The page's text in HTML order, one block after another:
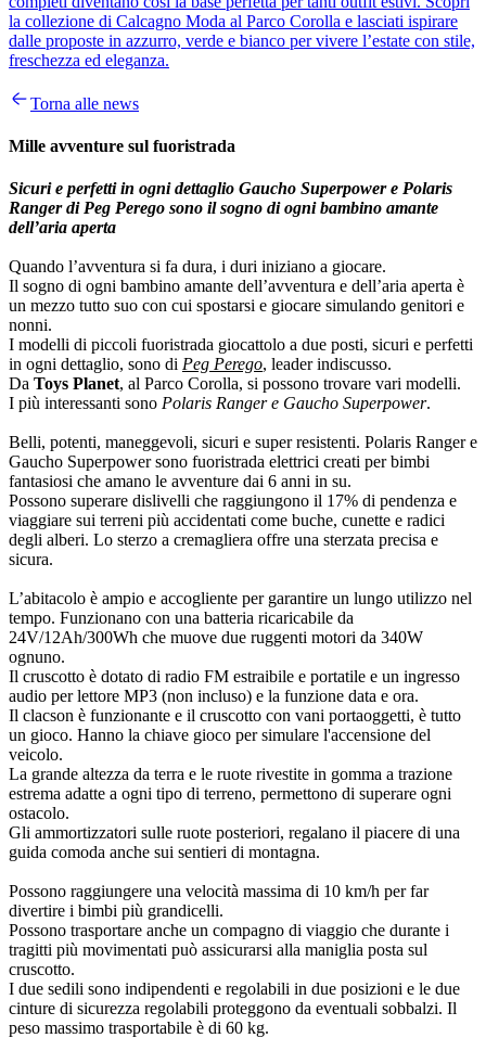
la collezione di Calcagno Moda al Parco Corolla e lasciati ispirare
dalle proposte in azzurro, verde e bianco per vivere l’estate con stile,
freschezza ed eleganza.
Torna alle news
Mille avventure sul fuoristrada
Sicuri e perfetti in ogni dettaglio Gaucho Superpower e Polaris
Ranger di Peg Perego sono il sogno di ogni bambino amante
dell’aria aperta
Quando l’avventura si fa dura, i duri iniziano a giocare.
Il sogno di ogni bambino amante dell’avventura e dell’aria aperta è
un mezzo tutto suo con cui spostarsi e giocare simulando genitori e
nonni.
I modelli di piccoli fuoristrada giocattolo a due posti, sicuri e perfetti
in ogni dettaglio, sono di Peg Perego, leader indiscusso.
Da Toys Planet, al Parco Corolla, si possono trovare vari modelli.
I più interessanti sono Polaris Ranger e Gaucho Superpower.
Belli, potenti, maneggevoli, sicuri e super resistenti. Polaris Ranger e
Gaucho Superpower sono fuoristrada elettrici creati per bimbi
fantasiosi che amano le avventure dai 6 anni in su.
Possono superare dislivelli che raggiungono il 17% di pendenza e
viaggiare sui terreni più accidentati come buche, cunette e radici
degli alberi. Lo sterzo a cremagliera offre una sterzata precisa e
sicura.
L’abitacolo è ampio e accogliente per garantire un lungo utilizzo nel
tempo. Funzionano con una batteria ricaricabile da
24V/12Ah/300Wh che muove due ruggenti motori da 340W
ognuno.
Il cruscotto è dotato di radio FM estraibile e portatile e un ingresso
audio per lettore MP3 (non incluso) e la funzione data e ora.
Il clacson è funzionante e il cruscotto con vani portaoggetti, è tutto
un gioco. Hanno la chiave gioco per simulare l'accensione del
veicolo.
La grande altezza da terra e le ruote rivestite in gomma a trazione
estrema adatte a ogni tipo di terreno, permettono di superare ogni
ostacolo.
Gli ammortizzatori sulle ruote posteriori, regalano il piacere di una
guida comoda anche sui sentieri di montagna.
Possono raggiungere una velocità massima di 10 km/h per far
divertire i bimbi più grandicelli.
Possono trasportare anche un compagno di viaggio che durante i
tragitti più movimentati può assicurarsi alla maniglia posta sul
cruscotto.
I due sedili sono indipendenti e regolabili in due posizioni e le due
cinture di sicurezza regolabili proteggono da eventuali sobbalzi. Il
peso massimo trasportabile è di 60 kg.